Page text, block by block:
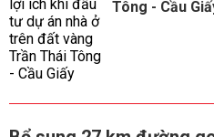
Tông - Cầu